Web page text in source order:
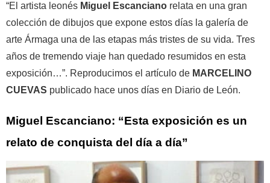
“El artista leonés Miguel Escanciano relata en una gran
colección de dibujos que expone estos días la galería de
arte Ármaga una de las etapas más tristes de su vida. Tres
años de tremendo viaje han quedado resumidos en esta
exposición…”. Reproducimos el artículo de MARCELINO
CUEVAS publicado hace unos días en Diario de León.
Miguel Escanciano: “Esta exposición es un
relato de conquista del día a día”